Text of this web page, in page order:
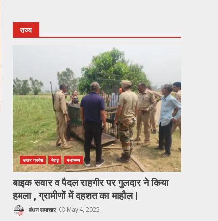
राज्य
उत्तर प्रदेश रेहड़ स्वास्थ्य
बाइक सवार व पैदल राहगीर पर गुलदार ने किया
हमला , ग्रामीणों में दहशत का माहौल |
बंधन समाचार May 4, 2025